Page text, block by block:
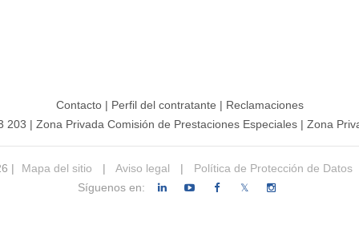
Contacto| Perfil del contratante | Reclamaciones
203 | Zona Privada Comisión de Prestaciones Especiales | Zona
| Mapa del sitio | Aviso legal | Política de Protección de Datos
Síguenos en:
𝕏